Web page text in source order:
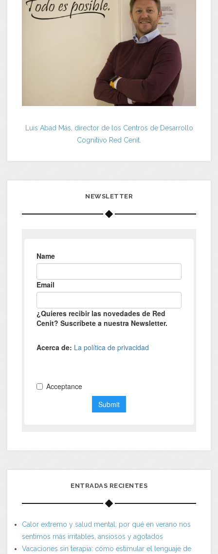
Luis Abad Más, director de los Centros de Desarrollo
Cognitivo Red Cenit.
NEWSLETTER
ENTRADAS RECIENTES
Calor extremo y salud mental: por qué en verano nos
sentimos más irritables, ansiosos y agotados
Vacaciones sin terapia: cómo estimular el lenguaje de